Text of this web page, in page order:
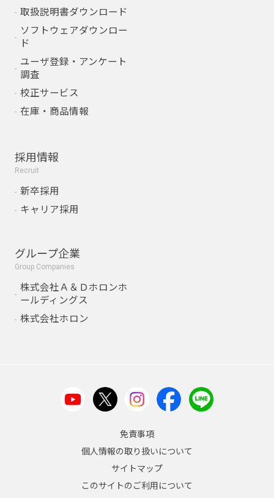
取扱説明書ダウンロード
ソフトウェアダウンロー
ド
ユーザ登録・アンケート
調査
校正サービス
在庫・商品情報
採用情報
Recruit
新卒採用
キャリア採用
グループ企業
Group Companies
株式会社Ａ＆Ｄホロンホ
ールディングス
株式会社ホロン
免責事項
個人情報の取り扱いについて
サイトマップ
このサイトのご利用について